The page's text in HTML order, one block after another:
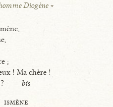
Diogène
;
! Ma chère !
bis
ismène